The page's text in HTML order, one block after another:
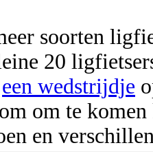
soorten
20
een wedstrijdje
om te
en